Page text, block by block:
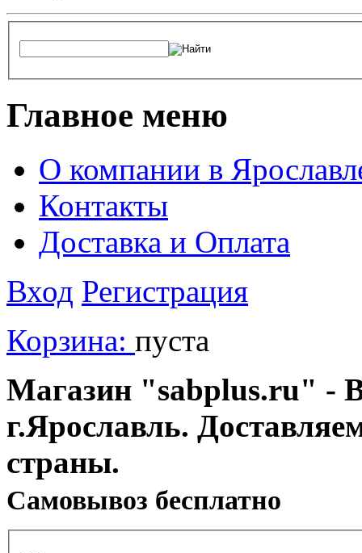
Главное меню
О компании в
Контакты
Доставка и Оплата
Вход Регистрация
Корзина: пуста
Магазин "sabplus.ru" -
г.Ярославль.
страны.
Cамовывоз бесплатно